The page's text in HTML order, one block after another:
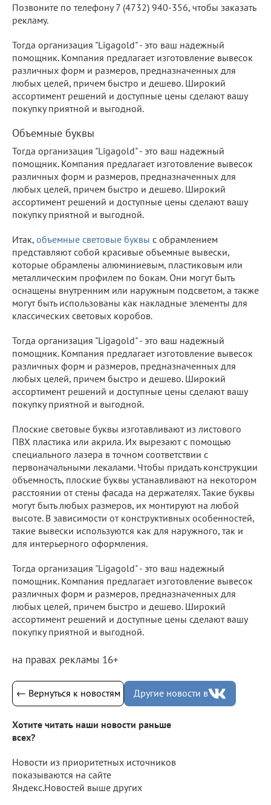
Позвоните по телефону 7 (4732) 940-356, чтобы заказать
рекламу.
Тогда организация "Ligagold" - это ваш надежный
помощник. Компания предлагает изготовление вывесок
различных форм и размеров, предназначенных для
любых целей, причем быстро и дешево. Широкий
ассортимент решений и доступные цены сделают вашу
покупку приятной и выгодной.
Объемные буквы
Тогда организация "Ligagold" - это ваш надежный
помощник. Компания предлагает изготовление вывесок
различных форм и размеров, предназначенных для
любых целей, причем быстро и дешево. Широкий
ассортимент решений и доступные цены сделают вашу
покупку приятной и выгодной.
Итак, объемные световые буквы с обрамлением
представляют собой красивые объемные вывески,
которые обрамлены алюминиевым, пластиковым или
металлическим профилем по бокам. Они могут быть
оснащены внутренним или наружным подсветом, а также
могут быть использованы как накладные элементы для
классических световых коробов.
Тогда организация "Ligagold" - это ваш надежный
помощник. Компания предлагает изготовление вывесок
различных форм и размеров, предназначенных для
любых целей, причем быстро и дешево. Широкий
ассортимент решений и доступные цены сделают вашу
покупку приятной и выгодной.
Плоские световые буквы изготавливают из листового
ПВХ пластика или акрила. Их вырезают с помощью
специального лазера в точном соответствии с
первоначальными лекалами. Чтобы придать конструкции
объемность, плоские буквы устанавливают на некотором
расстоянии от стены фасада на держателях. Такие буквы
могут быть любых размеров, их монтируют на любой
высоте. В зависимости от конструктивных особенностей,
такие вывески используются как для наружного, так и
для интерьерного оформления.
Тогда организация "Ligagold" - это ваш надежный
помощник. Компания предлагает изготовление вывесок
различных форм и размеров, предназначенных для
любых целей, причем быстро и дешево. Широкий
ассортимент решений и доступные цены сделают вашу
покупку приятной и выгодной.
на правах рекламы 16+
← Вернуться к новостям Другие новости в
Хотите читать наши новости раньше
всех?
Новости из приоритетных источников
показываются на сайте
Яндекс.Новостей выше других